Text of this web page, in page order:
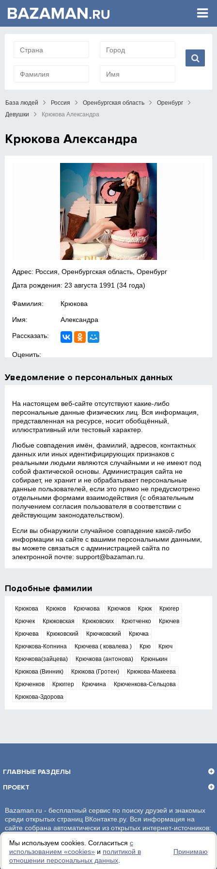
Мы используем cookies. Согласиться с
использованием «сookies» и политикой в
отношении персональных данных
Принимаю
База людей Россия Оренбургская область
Оренбург
Девушки
Крюкова Александра
Крюкова Александра
Адрес: Россия, Оренбургская область, Оренбург
Дата рождения: 23 августа 1991 (34 года)
Фамилия: Крюкова
Имя: Александра
Рассказать:
Оценить:
Уведомление о персональных данных
На настоящем веб‑сайте отсутствуют какие‑либо
персональные данные физических лиц. Вся информация,
представленная на ресурсе, носит обобщённый,
иллюстративный или тестовый характер.
Любые совпадения имён, фамилий, адресов, контактных
данных или иных идентифицирующих признаков с
реальными людьми являются случайными и не имеют под
собой фактической основы. Администрация сайта не
собирает, не хранит и не обрабатывает персональные
данные пользователей, если это прямо не предусмотрено
отдельными формами взаимодействия (с обязательным
получением согласия пользователя в соответствии с
действующим законодательством).
Если вы обнаружили случайное совпадение какой‑либо
информации на сайте с вашими персональными данными,
вы можете связаться с администрацией сайта по
электронной почте:support@bazaman.ru
Подобные фамилии
Крюкова Крюков Крючкова Крючков Крюк
Крюгер
Крючек
Крюковская Крюковских Крютченко
Крючев
Крючева
Крюковский Крючковский
Крючка
Крючкова-Копнина
Крючева ( ковалева ) Крю
Крюч
Крючкова(зайцева)
Крючкова (антонова)
Крюнькин
Крюкова (Винник)
Крюкова (Гротен)
Крюкова-Макеева
Крюченков
Крюггер Крючина
Крюченкова-Сельцова
Крюкова-Здорова
ГЛАВНЫЕ РАЗДЕЛЫ
ПРОЕКТ
Bazaman.ru - бесплатный сервис по поиску друзей и знакомых
среди открытых страниц ВКонтакте.ру. Вся информация на
сайте собрана автоматически из открытых интернет-источников:
администрация сайта ответственности не несет.
Политика обработки персональных данных